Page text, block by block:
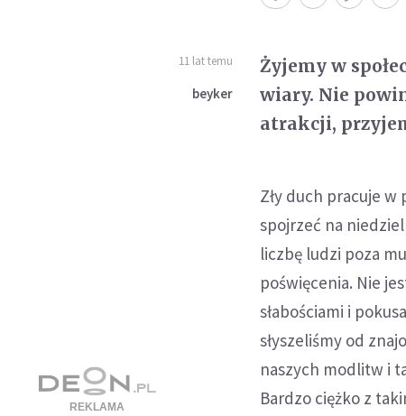
11 lat temu
beyker
Żyjemy w
wiary. Nie
atrakcji,
Zły duch pracuje w
spojrzeć na
liczbę ludzi poza
poświęcenia. Nie
słabościami i
słyszeliśmy od
naszych modlitw i
Bardzo ciężko z